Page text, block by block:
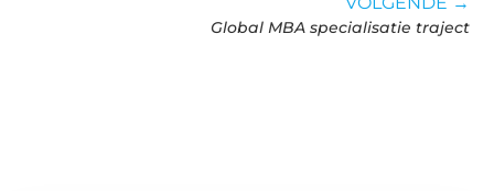
Global MBA specialisatie traject